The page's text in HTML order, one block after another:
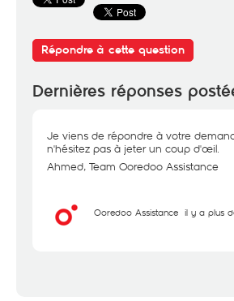
Répondre à cette question
Dernières réponses
Je viens de répondre à votre
n'hésitez pas à jeter un coup d'œil.
Ahmed, Team Ooredoo Assistance
Ooredoo Assistance il y a plus